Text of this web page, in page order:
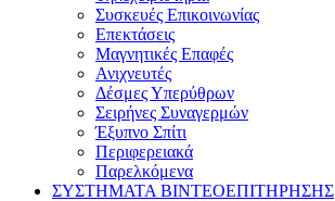
Συσκευές Επικοινωνίας
Επεκτάσεις
Μαγνητικές Επαφές
Ανιχνευτές
Δέσμες Υπερύθρων
Σειρήνες Συναγερμών
Έξυπνο Σπίτι
Περιφερειακά
Παρελκόμενα
ΣΥΣΤΗΜΑΤΑ ΒΙΝΤΕΟΕΠΙΤΗΡΗΣΗΣ